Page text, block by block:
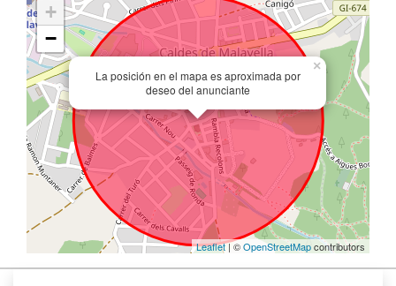
La posición en el mapa es aproximada por
deseo del anunciante
×
+
−
Leaflet| ©OpenStreetMapcontributors